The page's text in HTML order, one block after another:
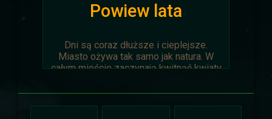
Powiew lata
Dni są coraz dłuższe i cieplejsze.
Miasto ożywa tak samo jak natura. W
całym mieście zaczynają kwitnąć kwiaty